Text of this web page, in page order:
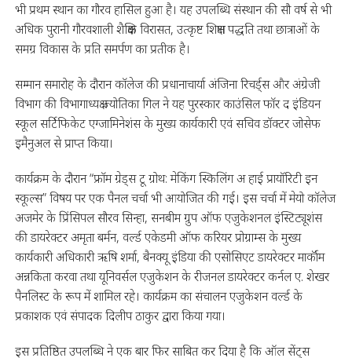
भी प्रथम स्थान का गौरव हासिल हुआ है। यह उपलब्धि संस्थान की सौ वर्ष से भी
अधिक पुरानी गौरवशाली शैक्षिक विरासत, उत्कृष्ट शिक्षण पद्धति तथा छात्राओं के
समग्र विकास के प्रति समर्पण का प्रतीक है।
सम्मान समारोह के दौरान कॉलेज की प्रधानाचार्या अंजिना रिचर्ड्स और अंग्रेजी
विभाग की विभागाध्यक्ष ज्योतिका गिल ने यह पुरस्कार काउंसिल फॉर द इंडियन
स्कूल सर्टिफिकेट एग्जामिनेशंस के मुख्य कार्यकारी एवं सचिव डॉक्टर जोसेफ
इमैनुअल से प्राप्त किया।
कार्यक्रम के दौरान “फ्रॉम ग्रेड्स टू ग्रोथ: मेकिंग स्किलिंग अ हाई प्रायॉरिटी इन
स्कूल्स” विषय पर एक पैनल चर्चा भी आयोजित की गई। इस चर्चा में मेयो कॉलेज
अजमेर के प्रिंसिपल सौरव सिन्हा, सनबीम ग्रुप ऑफ एजुकेशनल इंस्टिट्यूशंस
की डायरेक्टर अमृता बर्मन, वर्ल्ड एकेडमी ऑफ करियर प्रोग्राम्स के मुख्य
कार्यकारी अधिकारी ऋषि शर्मा, बैनक्यू इंडिया की एसोसिएट डायरेक्टर मार्कॉम
अन्नकिता करवा तथा यूनिवर्सल एजुकेशन के रीजनल डायरेक्टर कर्नल ए. शेखर
पैनलिस्ट के रूप में शामिल रहे। कार्यक्रम का संचालन एजुकेशन वर्ल्ड के
प्रकाशक एवं संपादक दिलीप ठाकुर द्वारा किया गया।
इस प्रतिष्ठित उपलब्धि ने एक बार फिर साबित कर दिया है कि ऑल सेंट्स